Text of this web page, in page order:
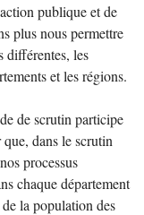
publique et de
plus nous permettre
différentes, les
et les régions.
de scrutin participe
que, dans le scrutin
processus
chaque département
la population des